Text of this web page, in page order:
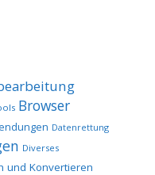
Browser
Datenrettung
Diverses
und Konvertieren